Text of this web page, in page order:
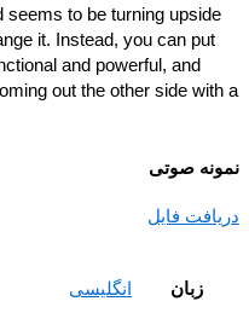
seems to be turning
it. Instead, you can put
functional and powerful, and
coming out the other side
صوتی
فایل
انگلیسی